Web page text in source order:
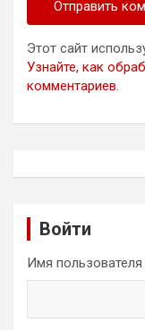
Этот сайт
Узнайте, как
комментариев.
Войти
Имя пользователя